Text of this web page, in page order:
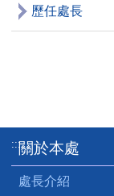
歷任處長
:::關於本處
處長介紹